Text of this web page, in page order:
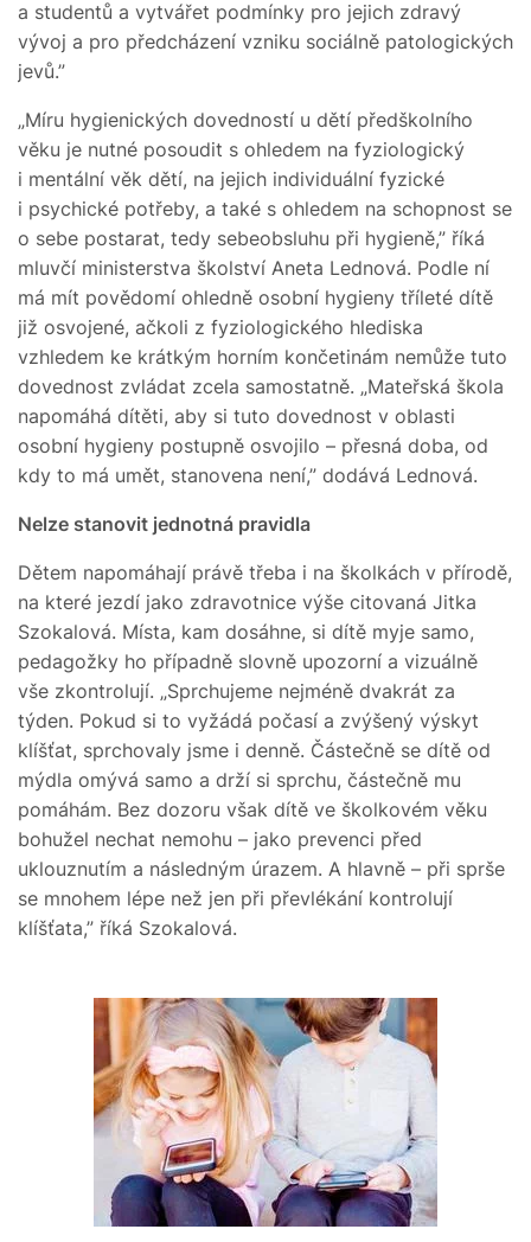
a studentů a vytvářet podmínky pro jejich zdravý
vývoj a pro předcházení vzniku sociálně patologických
jevů.”
„Míru hygienických dovedností u dětí předškolního
věku je nutné posoudit s ohledem na fyziologický
i mentální věk dětí, na jejich individuální fyzické
i psychické potřeby, a také s ohledem na schopnost se
o sebe postarat, tedy sebeobsluhu při hygieně,” říká
mluvčí ministerstva školství Aneta Lednová. Podle ní
má mít povědomí ohledně osobní hygieny tříleté dítě
již osvojené, ačkoli z fyziologického hlediska
vzhledem ke krátkým horním končetinám nemůže tuto
dovednost zvládat zcela samostatně. „Mateřská škola
napomáhá dítěti, aby si tuto dovednost v oblasti
osobní hygieny postupně osvojilo – přesná doba, od
kdy to má umět, stanovena není,” dodává Lednová.
Nelze stanovit jednotná pravidla
Dětem napomáhají právě třeba i na školkách v přírodě,
na které jezdí jako zdravotnice výše citovaná Jitka
Szokalová. Místa, kam dosáhne, si dítě myje samo,
pedagožky ho případně slovně upozorní a vizuálně
vše zkontrolují. „Sprchujeme nejméně dvakrát za
týden. Pokud si to vyžádá počasí a zvýšený výskyt
klíšťat, sprchovaly jsme i denně. Částečně se dítě od
mýdla omývá samo a drží si sprchu, částečně mu
pomáhám. Bez dozoru však dítě ve školkovém věku
bohužel nechat nemohu – jako prevenci před
uklouznutím a následným úrazem. A hlavně – při sprše
se mnohem lépe než jen při převlékání kontrolují
klíšťata,” říká Szokalová.